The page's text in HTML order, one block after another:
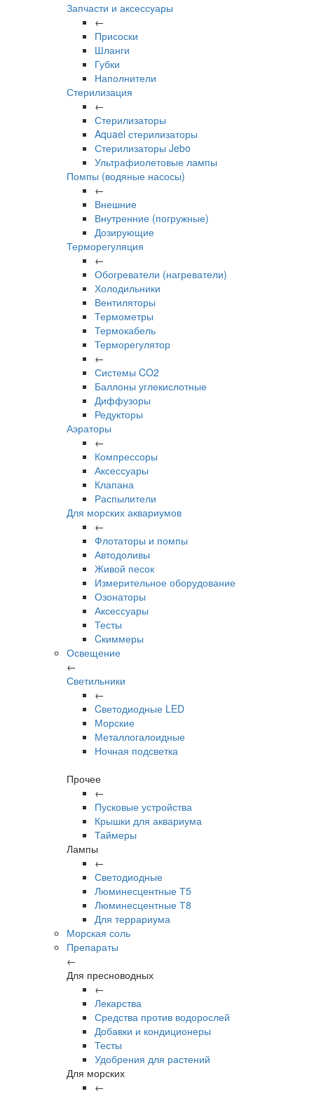
Запчасти и аксессуары
←
Присоски
Шланги
Губки
Наполнители
Стерилизация
←
Стерилизаторы
Aquael стерилизаторы
Стерилизаторы Jebo
Ультрафиолетовые лампы
Помпы (водяные насосы)
←
Внешние
Внутренние (погружные)
Дозирующие
Терморегуляция
←
Обогреватели (нагреватели)
Холодильники
Вентиляторы
Термометры
Термокабель
Терморегулятор
←
Системы CO2
Баллоны углекислотные
Диффузоры
Редукторы
Аэраторы
←
Компрессоры
Аксессуары
Клапана
Распылители
Для морских аквариумов
←
Флотаторы и помпы
Автодоливы
Живой песок
Измерительное оборудование
Озонаторы
Аксессуары
Тесты
Cкиммеры
Освещение
←
Светильники
←
Cветодиодные LED
Морские
Металлогалоидные
Ночная подсветка
Прочее
←
Пусковые устройства
Крышки для аквариума
Таймеры
Лампы
←
Светодиодные
Люминесцентные Т5
Люминесцентные Т8
Для террариума
Морская соль
Препараты
←
Для пресноводных
←
Лекарства
Средства против водорослей
Добавки и кондиционеры
Тесты
Удобрения для растений
Для морских
←